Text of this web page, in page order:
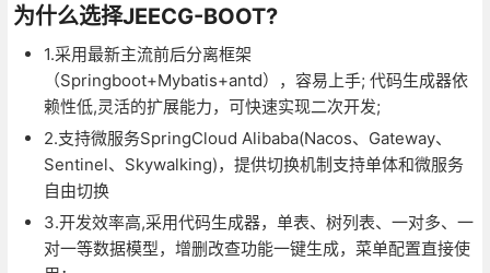
为什么选择JEECG-BOOT?
1.采用最新主流前后分离框架
（Springboot+Mybatis+antd），容易上手; 代码生成器依
赖性低,灵活的扩展能力，可快速实现二次开发;
2.支持微服务SpringCloud Alibaba(Nacos、Gateway、
Sentinel、Skywalking)，提供切换机制支持单体和微服务
自由切换
3.开发效率高,采用代码生成器，单表、树列表、一对多、一
对一等数据模型，增删改查功能一键生成，菜单配置直接使